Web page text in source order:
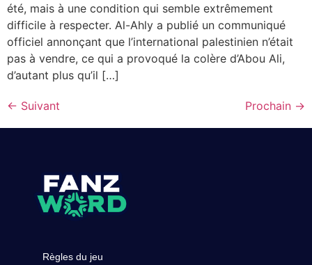
été, mais à une condition qui semble extrêmement
difficile à respecter. Al-Ahly a publié un communiqué
officiel annonçant que l’international palestinien n’était
pas à vendre, ce qui a provoqué la colère d’Abou Ali,
d’autant plus qu’il […]
← Suivant Prochain →
Règles du jeu